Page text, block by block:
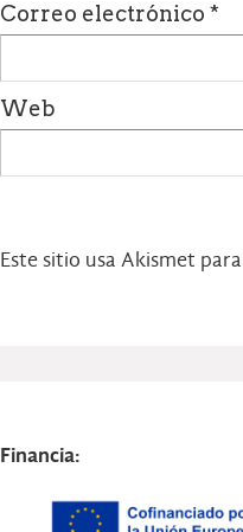
Correo electrónico *
Web
Este sitio usa Akismet
Financia: